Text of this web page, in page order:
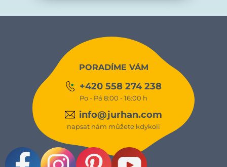
PORADÍME VÁM
+420 558 274 238
Po - Pá 8:00 - 16:00 h
info@jurhan.com
napsat nám můžete kdykoli